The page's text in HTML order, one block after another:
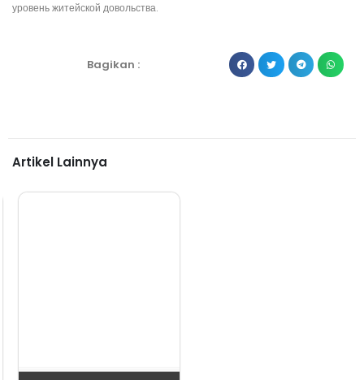
уровень житейской довольства.
Bagikan :
Artikel Lainnya